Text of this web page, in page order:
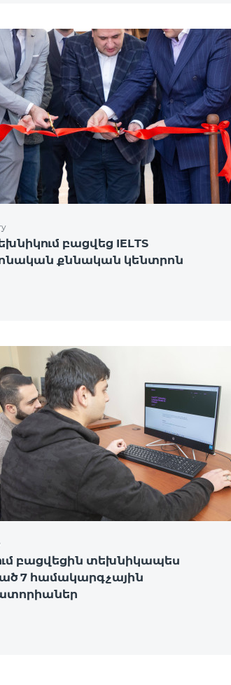
բացվեց IELTS
քննական կենտրոն
բացվեցին տեխնիկապես
7 համակարգչային